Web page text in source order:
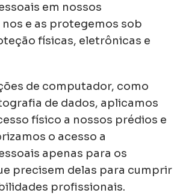
em nossos
e as protegemos sob
físicas, eletrônicas e
de computador, como
de dados, aplicamos
físico a nossos prédios e
o acesso a
apenas para os
precisem delas para cumprir
profissionais.